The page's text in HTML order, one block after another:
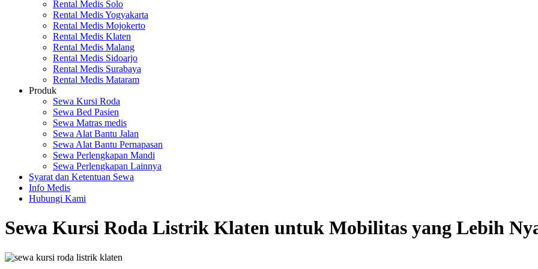
Rental Medis Solo
Rental Medis Yogyakarta
Rental Medis Mojokerto
Rental Medis Klaten
Rental Medis Malang
Rental Medis Sidoarjo
Rental Medis Surabaya
Rental Medis Mataram
Produk
Sewa Kursi Roda
Sewa Bed Pasien
Sewa Matras medis
Sewa Alat Bantu Jalan
Sewa Alat Bantu Pernapasan
Sewa Perlengkapan Mandi
Sewa Perlengkapan Lainnya
Syarat dan Ketentuan Sewa
Info Medis
Hubungi Kami
Sewa Kursi Roda Listrik Klaten untuk Mobilitas yang Lebih